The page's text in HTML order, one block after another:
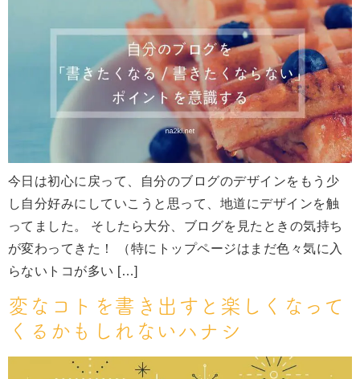
今日は初心に戻って、自分のブログのデザインをもう少
し自分好みにしていこうと思って、地道にデザインを触
ってました。 そしたら大分、ブログを見たときの気持ち
が変わってきた！ （特にトップページはまだ色々気に入
らないトコが多い […]
変なコトを書き出すと楽しくなって
くるかもしれないハナシ